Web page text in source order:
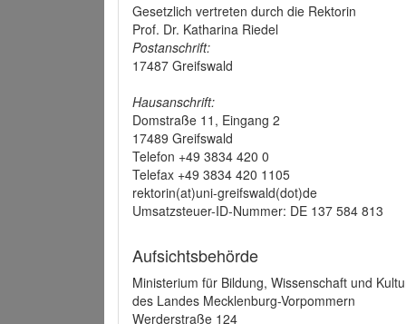
Gesetzlich vertreten durch die Rektorin
Prof. Dr. Katharina Riedel
Postanschrift:
17487 Greifswald
Hausanschrift:
Domstraße 11, Eingang 2
17489 Greifswald
Telefon +49 3834 420 0
Telefax +49 3834 420 1105
rektorin(at)uni-greifswald(dot)de
Umsatzsteuer-ID-Nummer: DE 137 584 813
Aufsichtsbehörde
Ministerium für Bildung, Wissenschaft und
des Landes Mecklenburg-Vorpommern
Werderstraße 124